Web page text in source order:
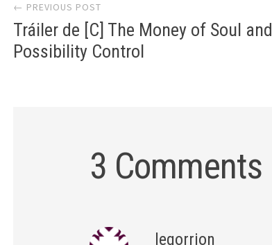
navigation
← PREVIOUS POST
Tráiler de [C] The Money of Soul and
Possibility Control
3 Comments
legorrion